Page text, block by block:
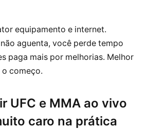
equipamento e internet.
aguenta, você perde tempo
paga mais por melhorias. Melhor
o começo.
UFC e MMA ao vivo
caro na prática